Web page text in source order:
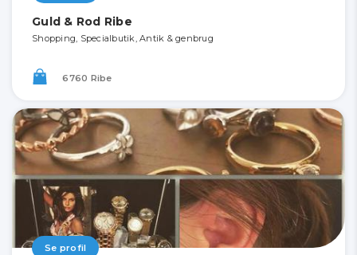
Guld & Rod Ribe
Shopping, Specialbutik, Antik & genbrug
6760 Ribe
Se profil